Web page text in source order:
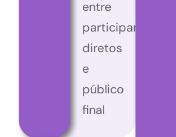
entre
participantes
diretos
e
público
final